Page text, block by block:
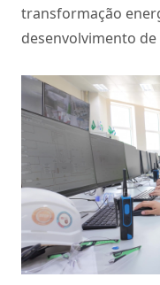
transformação
desenvolvimento